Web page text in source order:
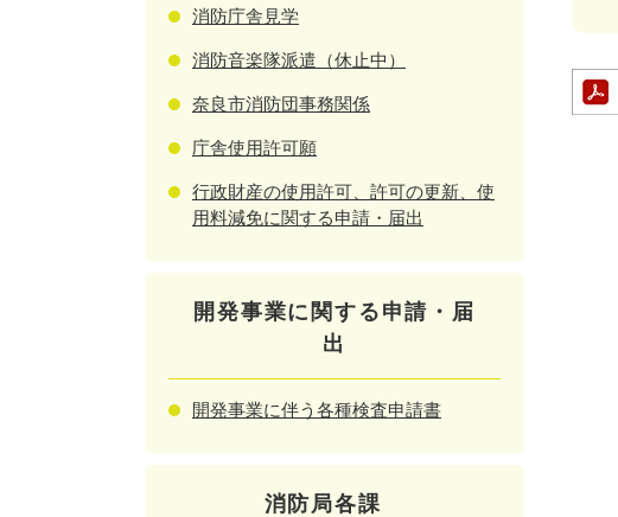
消防庁舎見学
消防音楽隊派遣（休止中）
奈良市消防団事務関係
庁舎使用許可願
行政財産の使用許可、許可の更新、使
用料減免に関する申請・届出
開発事業に関する申請・届
出
開発事業に伴う各種検査申請書
消防局各課